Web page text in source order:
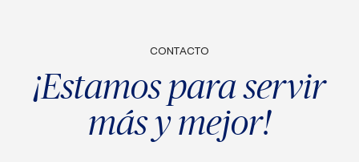
CONTACTO
¡Estamos para servir
más y mejor!